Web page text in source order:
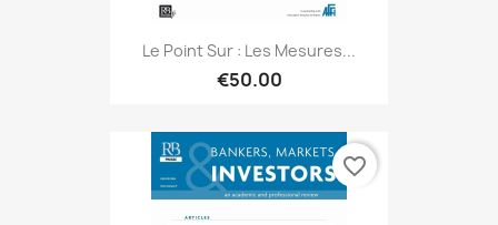
Le Point Sur : Les Mesures...
€50.00
favorite_border